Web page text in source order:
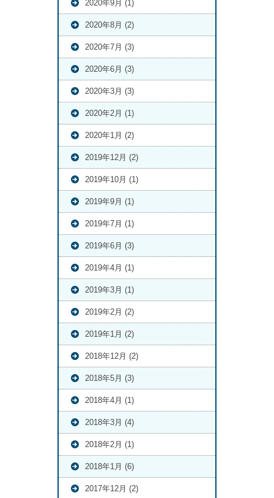
2020年9月 (1)
2020年8月 (2)
2020年7月 (3)
2020年6月 (3)
2020年3月 (3)
2020年2月 (1)
2020年1月 (2)
2019年12月 (2)
2019年10月 (1)
2019年9月 (1)
2019年7月 (1)
2019年6月 (3)
2019年4月 (1)
2019年3月 (1)
2019年2月 (2)
2019年1月 (2)
2018年12月 (2)
2018年5月 (3)
2018年4月 (1)
2018年3月 (4)
2018年2月 (1)
2018年1月 (6)
2017年12月 (2)